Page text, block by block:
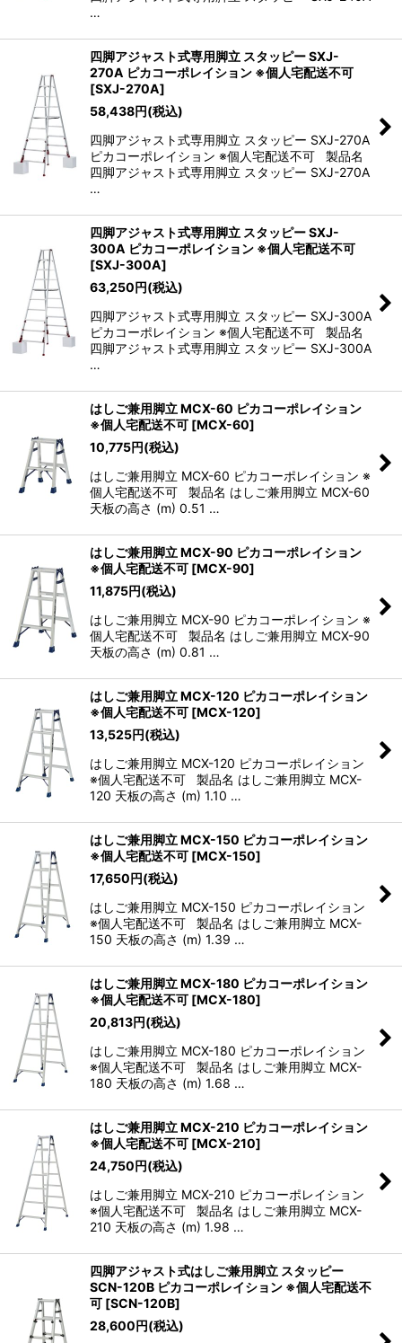
…
四脚アジャスト式専用脚立 スタッピー SXJ-
270A ピカコーポレイション ※個人宅配送不可
[SXJ-270A]
58,438円(税込)
四脚アジャスト式専用脚立 スタッピー SXJ-270A
ピカコーポレイション ※個人宅配送不可 製品名
四脚アジャスト式専用脚立 スタッピー SXJ-270A
…
四脚アジャスト式専用脚立 スタッピー SXJ-
300A ピカコーポレイション ※個人宅配送不可
[SXJ-300A]
63,250円(税込)
四脚アジャスト式専用脚立 スタッピー SXJ-300A
ピカコーポレイション ※個人宅配送不可 製品名
四脚アジャスト式専用脚立 スタッピー SXJ-300A
…
はしご兼用脚立 MCX-60 ピカコーポレイション
※個人宅配送不可 [MCX-60]
10,775円(税込)
はしご兼用脚立 MCX-60 ピカコーポレイション ※
個人宅配送不可 製品名 はしご兼用脚立 MCX-60
天板の高さ (m) 0.51 …
はしご兼用脚立 MCX-90 ピカコーポレイション
※個人宅配送不可 [MCX-90]
11,875円(税込)
はしご兼用脚立 MCX-90 ピカコーポレイション ※
個人宅配送不可 製品名 はしご兼用脚立 MCX-90
天板の高さ (m) 0.81 …
はしご兼用脚立 MCX-120 ピカコーポレイション
※個人宅配送不可 [MCX-120]
13,525円(税込)
はしご兼用脚立 MCX-120 ピカコーポレイション
※個人宅配送不可 製品名 はしご兼用脚立 MCX-
120 天板の高さ (m) 1.10 …
はしご兼用脚立 MCX-150 ピカコーポレイション
※個人宅配送不可 [MCX-150]
17,650円(税込)
はしご兼用脚立 MCX-150 ピカコーポレイション
※個人宅配送不可 製品名 はしご兼用脚立 MCX-
150 天板の高さ (m) 1.39 …
はしご兼用脚立 MCX-180 ピカコーポレイション
※個人宅配送不可 [MCX-180]
20,813円(税込)
はしご兼用脚立 MCX-180 ピカコーポレイション
※個人宅配送不可 製品名 はしご兼用脚立 MCX-
180 天板の高さ (m) 1.68 …
はしご兼用脚立 MCX-210 ピカコーポレイション
※個人宅配送不可 [MCX-210]
24,750円(税込)
はしご兼用脚立 MCX-210 ピカコーポレイション
※個人宅配送不可 製品名 はしご兼用脚立 MCX-
210 天板の高さ (m) 1.98 …
四脚アジャスト式はしご兼用脚立 スタッピー
SCN-120B ピカコーポレイション ※個人宅配送不
可 [SCN-120B]
28,600円(税込)